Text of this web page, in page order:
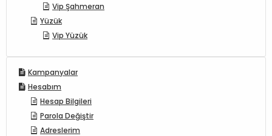
Vip Şahmeran
Yüzük
Vip Yüzük
Kampanyalar
Hesabım
Hesap Bilgileri
Parola Değiştir
Adreslerim